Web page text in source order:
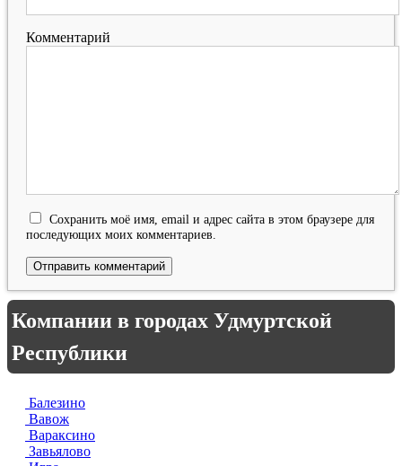
Комментарий
Сохранить моё имя, email и адрес сайта в этом браузере для
последующих моих комментариев.
Компании в городах Удмуртской
Республики
Балезино
Вавож
Вараксино
Завьялово